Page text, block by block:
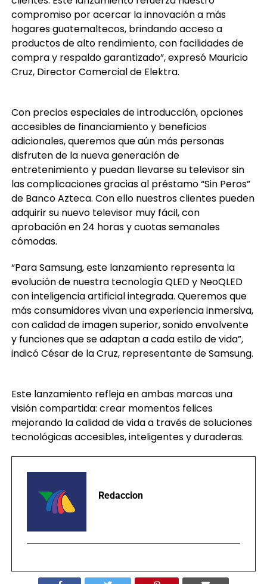
hogares guatemaltecos, brindando acceso a
productos de alto rendimiento, con facilidades de
compra y respaldo garantizado”, expresó Mauricio
Cruz, Director Comercial de Elektra.
accesibles de financiamiento y beneficios
adicionales, queremos que aún más personas
disfruten de la nueva generación de
entretenimiento y puedan llevarse su televisor sin
las complicaciones gracias al préstamo “Sin Peros”
de Banco Azteca. Con ello nuestros clientes pueden
adquirir su nuevo televisor muy fácil, con
aprobación en 24 horas y cuotas semanales
cómodas.
“Para Samsung, este lanzamiento representa la
evolución de nuestra tecnología QLED y NeoQLED
con inteligencia artificial integrada. Queremos que
más consumidores vivan una experiencia inmersiva,
con calidad de imagen superior, sonido envolvente
y funciones que se adaptan a cada estilo de vida”,
indicó César de la Cruz, representante de Samsung.
visión compartida: crear momentos felices
mejorando la calidad de vida a través de soluciones
tecnológicas accesibles, inteligentes y duraderas.